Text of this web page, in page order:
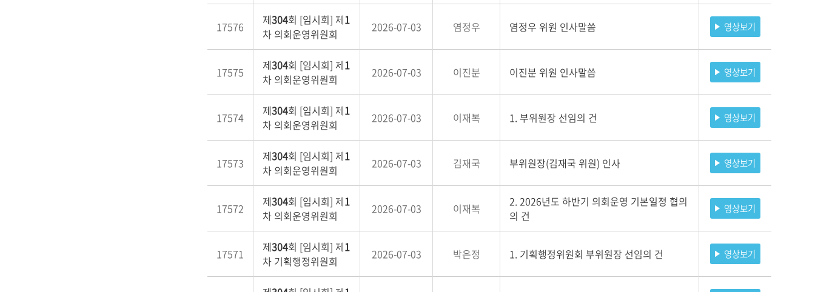
17576 제304회 [임시회] 제1
차 의회운영위원회
2026-07-03 염정우 염정우 위원 인사말씀 영상보기
17575 제304회 [임시회] 제1
차 의회운영위원회
2026-07-03 이진분 이진분 위원 인사말씀 영상보기
17574 제304회 [임시회] 제1
차 의회운영위원회
2026-07-03 이재복 1. 부위원장 선임의 건 영상보기
17573 제304회 [임시회] 제1
차 의회운영위원회
2026-07-03 김재국 부위원장(김재국 위원) 인사 영상보기
17572 제304회 [임시회] 제1
차 의회운영위원회
2026-07-03 이재복
2. 2026년도 하반기 의회운영 기본일정 협의
의 건
영상보기
17571 제304회 [임시회] 제1
차 기획행정위원회
2026-07-03 박은정 1. 기획행정위원회 부위원장 선임의 건 영상보기